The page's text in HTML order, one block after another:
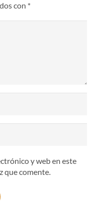
con *
y web en este
que comente.